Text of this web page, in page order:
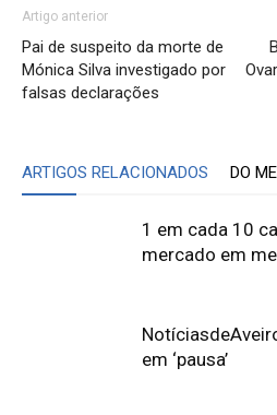
Artigo anterior
Pai de suspeito da morte de
Mónica Silva investigado por
falsas declarações
ARTIGOS RELACIONADOS DO
1 em cada 10
mercado em
em ‘pausa’